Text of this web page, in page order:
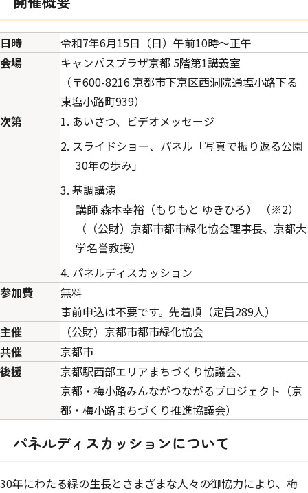
日時
令和7年6月15日（日）午前10時～正午
会場
キャンパスプラザ京都 5階第1講義室
（〒600-8216 京都市下京区西洞院通塩小路下る
東塩小路町939）
次第
あいさつ、ビデオメッセージ
スライドショー、パネル「写真で振り返る公園
30年の歩み」
基調講演
講師 森本幸裕（もりもと ゆきひろ） （※2）
（（公財）京都市都市緑化協会理事長、京都大
学名誉教授）
パネルディスカッション
参加費
無料
事前申込は不要です。先着順（定員289人）
主催
（公財）京都市都市緑化協会
共催
京都市
後援
京都駅西部エリアまちづくり協議会、
京都・梅小路みんながつながるプロジェクト（京
都・梅小路まちづくり推進協議会）
パネルディスカッションについて
30年にわたる緑の生長とさまざまな人々の御協力により、梅